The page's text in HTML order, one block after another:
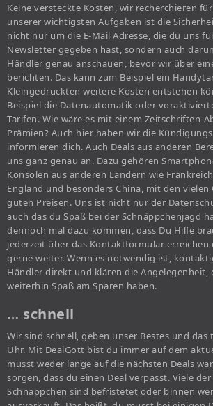
Keine versteckte Kosten, wir recherchieren
unserer wichtigsten Aufgaben ist die
nicht nur um die E-Mail Adresse, die du uns
Newsletter gegeben hast, sondern auch
Händler genau anschauen, bevor wir über
berichten. Das kann zum Beispiel ein
Kleingedruckten weitere Kosten entstehen
Beispiel die Datenautomatik oder
Tarifen. Wie wäre es mit einem Zeitschriften-
Prämien? Auch hier haben wir die
informieren dich. Auch Deals aus anderen
uns ganz genau an. Dazu gehören
Konsolen aus anderen Ländern wie
England und besonders China, mit den vielen
guten Preisen. Uns ist nicht nur der
auch das du Spaß bei der Schnäppchenjagd
dennoch mal dazu kommen, dass Du Hilfe
jederzeit über das Kontaktformular erreichen
gerne weiter. Wenn es notwendig ist,
Händler direkt und klären die Angelegenheit,
weiterhin Spaß am Sparen haben.
… schnell
Wir sind schnell, geben unser Bestes und das
Uhr. Mit DealGott bist du immer auf dem
musst weder lange auf die nächsten Deals
sorgen, dass du einen Deal verpasst. Viele
Schnäppchen sind befristetet oder binnen